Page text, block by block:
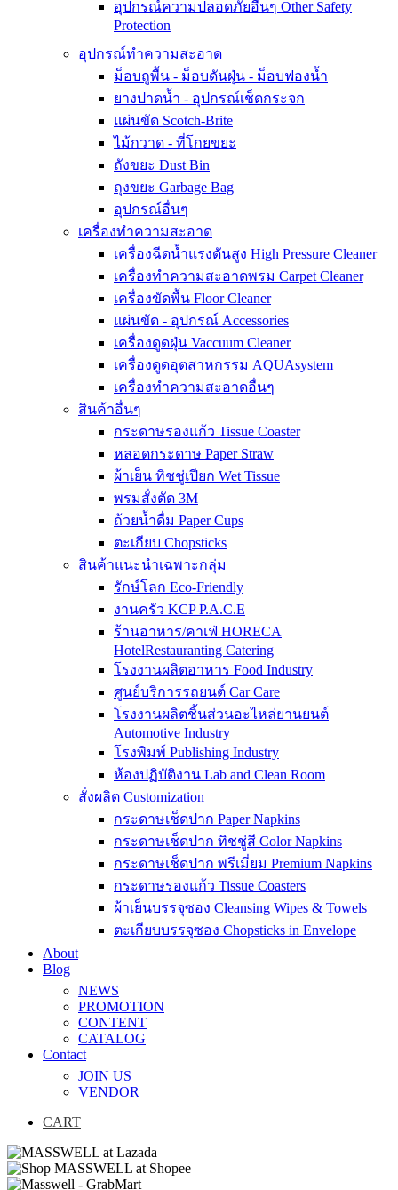
อุปกรณ์ความปลอดภัยอื่นๆ Other Safety
Protection
อุปกรณ์ทำความสะอาด
ม็อบถูพื้น - ม็อบดันฝุ่น - ม็อบฟองน้ำ
ยางปาดน้ำ - อุปกรณ์เช็ดกระจก
แผ่นขัด Scotch-Brite
ไม้กวาด - ที่โกยขยะ
ถังขยะ Dust Bin
ถุงขยะ Garbage Bag
อุปกรณ์อื่นๆ
เครื่องทำความสะอาด
เครื่องฉีดน้ำแรงดันสูง High Pressure Cleaner
เครื่องทำความสะอาดพรม Carpet Cleaner
เครื่องขัดพื้น Floor Cleaner
แผ่นขัด - อุปกรณ์ Accessories
เครื่องดูดฝุ่น Vaccuum Cleaner
เครื่องดูดอุตสาหกรรม AQUAsystem
เครื่องทำความสะอาดอื่นๆ
สินค้าอื่นๆ
กระดาษรองแก้ว Tissue Coaster
หลอดกระดาษ Paper Straw
ผ้าเย็น ทิชชู่เปียก Wet Tissue
พรมสั่งตัด 3M
ถ้วยน้ำดื่ม Paper Cups
ตะเกียบ Chopsticks
สินค้าแนะนำเฉพาะกลุ่ม
รักษ์โลก Eco-Friendly
งานครัว KCP P.A.C.E
ร้านอาหาร/คาเฟ่ HORECA
HotelRestauranting Catering
โรงงานผลิตอาหาร Food Industry
ศูนย์บริการรถยนต์ Car Care
โรงงานผลิตชิ้นส่วนอะไหล่ยานยนต์
Automotive Industry
โรงพิมพ์ Publishing Industry
ห้องปฏิบัติงาน Lab and Clean Room
สั่งผลิต Customization
กระดาษเช็ดปาก Paper Napkins
กระดาษเช็ดปาก ทิชชู่สี Color Napkins
กระดาษเช็ดปาก พรีเมี่ยม Premium Napkins
กระดาษรองแก้ว Tissue Coasters
ผ้าเย็นบรรจุซอง Cleansing Wipes & Towels
ตะเกียบบรรจุซอง Chopsticks in Envelope
About
Blog
NEWS
PROMOTION
CONTENT
CATALOG
Contact
JOIN US
VENDOR
CART